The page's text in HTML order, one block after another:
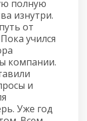
полную
изнутри.
от
учился
компании.
и
Уже год